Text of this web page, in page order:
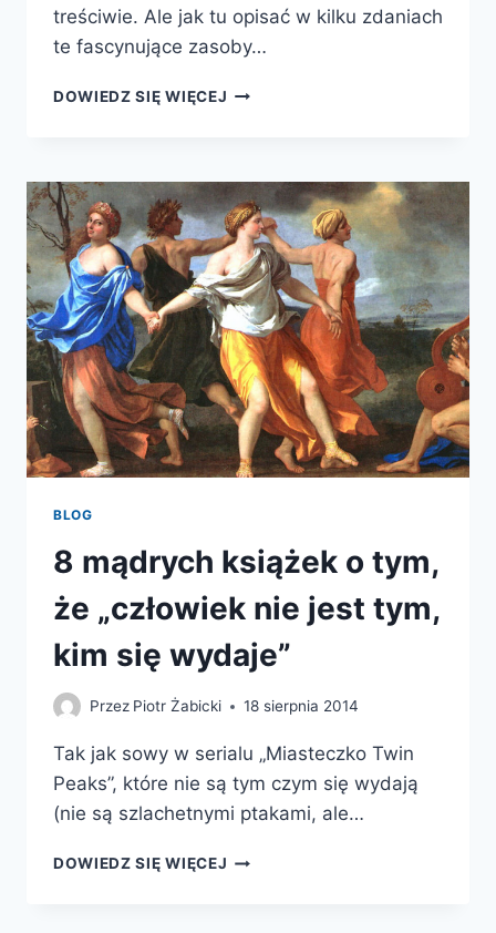
treściwie. Ale jak tu opisać w kilku zdaniach
te fascynujące zasoby…
DOWIEDZ SIĘ WIĘCEJ BLOGI
GADANIE
BLOG
8 mądrych książek o tym,
że „człowiek nie jest tym,
kim się wydaje”
Przez Piotr Żabicki 18 sierpnia 2014
Tak jak sowy w serialu „Miasteczko Twin
Peaks”, które nie są tym czym się wydają
(nie są szlachetnymi ptakami, ale…
DOWIEDZ SIĘ WIĘCEJ 8